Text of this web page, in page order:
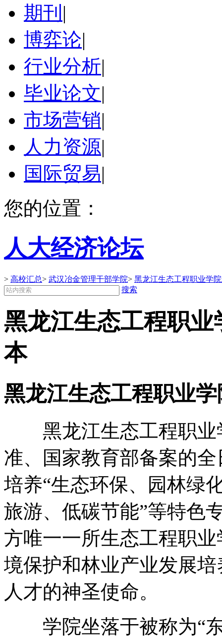
期刊 |
博弈论|
行业分析|
毕业论文|
市场营销|
人力资源|
国际贸易|
您的位置：
人大经济论坛
> 高校汇总> 武汉冶金管理干部学院> 黑龙江生态工程职业学
搜索
黑龙江生态工程职
本
黑龙江生态工程职业
黑龙江生态工程职业
准、国家教育部备案的
培养“生态环保、园林绿
旅游、低碳节能”等特色
方唯一一所生态工程职
境保护和林业产业发展
人才的神圣使命。
学院坐落于被称为“东